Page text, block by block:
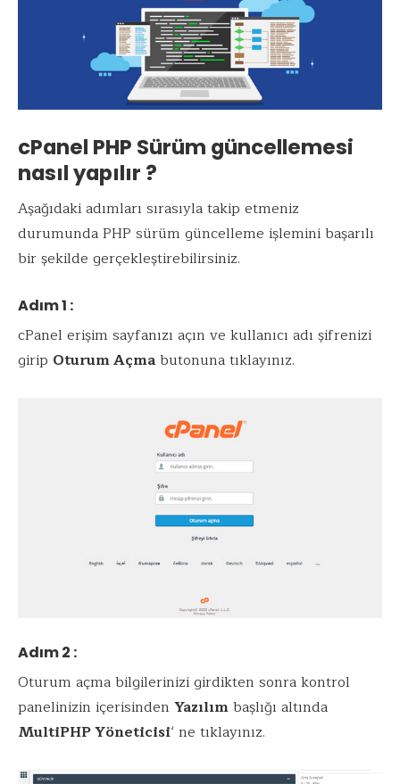
cPanel PHP Sürüm güncellemesi
nasıl yapılır ?
Aşağıdaki adımları sırasıyla takip etmeniz
durumunda PHP sürüm güncelleme işlemini başarılı
bir şekilde gerçekleştirebilirsiniz.
Adım 1 :
cPanel erişim sayfanızı açın ve kullanıcı adı şifrenizi
girip Oturum Açmabutonuna tıklayınız.
Adım 2 :
Oturum açma bilgilerinizi girdikten sonra kontrol
panelinizin içerisinden Yazılımbaşlığı altında
MultiPHP Yöneticisi‘ ne tıklayınız.